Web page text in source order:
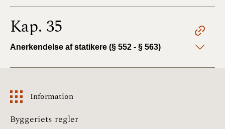
Kap. 35
Anerkendelse af statikere (§ 552 - § 563)
Information
Information
Byggeriets regler